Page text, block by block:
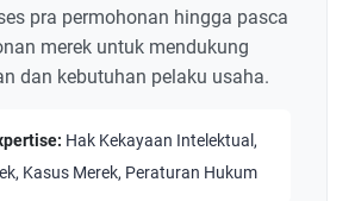
pra permohonan hingga pasca
merek untuk mendukung
dan kebutuhan pelaku usaha.
Hak Kekayaan Intelektual,
Kasus Merek, Peraturan Hukum